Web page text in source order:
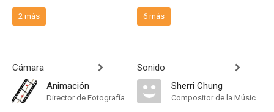
2 más
Cámara
Animación
Director de Fotografía
6 más
Sonido
Sherri Chung
Compositor de la Música Original